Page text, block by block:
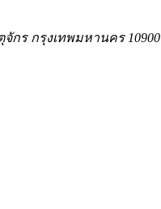
กร กรุงเทพมหานคร 10900